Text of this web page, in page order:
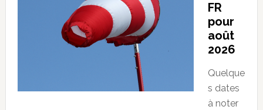
FR
pour
août
2026
Quelque
s dates
à noter